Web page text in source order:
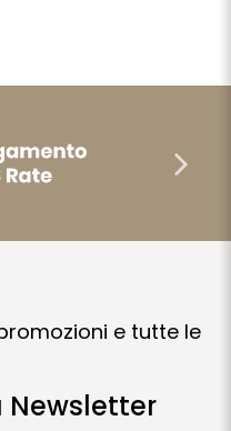
e tutte le
Newsletter